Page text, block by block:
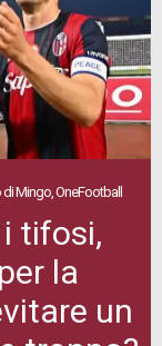
Mingo, OneFootball
i tifosi,
la
un